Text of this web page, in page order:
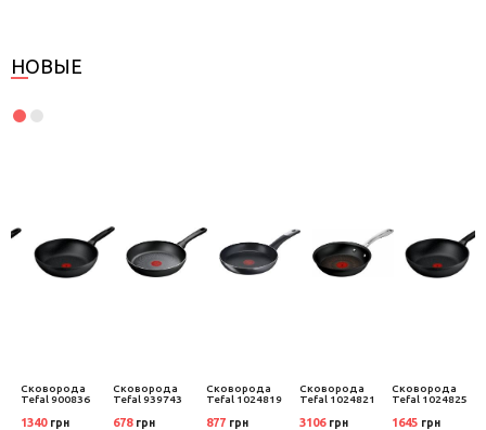
НОВЫЕ
Сковорода
Tefal 900836
1340 грн
Сковорода
Tefal 939743
678 грн
Сковорода
Tefal 1024819
877 грн
Сковорода
Tefal 1024821
3106 грн
Сковорода
Tefal 1024825
1645 грн